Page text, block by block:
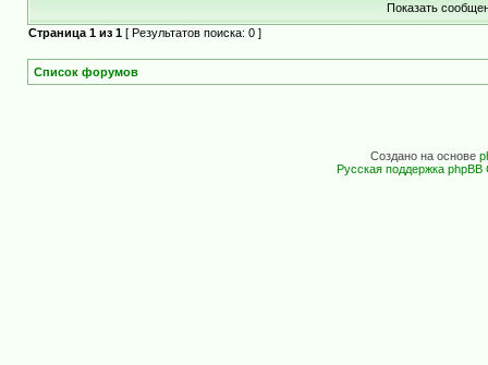
Показать
Страница 1 из 1 [ Результатов поиска: 0 ]
Список форумов
Создано на основе
Русская поддержка phpBB